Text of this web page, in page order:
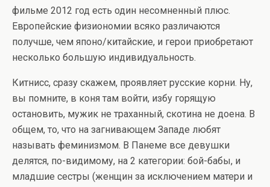
фильме 2012 год есть один несомненный плюс.
Европейские физиономии всяко различаются
получше, чем японо/китайские, и герои приобретают
несколько большую индивидуальность.
Китнисс, сразу скажем, проявляет русские корни. Ну,
вы помните, в коня там войти, избу горящую
остановить, мужик не траханный, скотина не доена. В
общем, то, что на загнивающем Западе любят
называть феминизмом. В Панеме все девушки
делятся, по-видимому, на 2 категории: бой-бабы, и
младшие сестры (женщин за исключением матери и